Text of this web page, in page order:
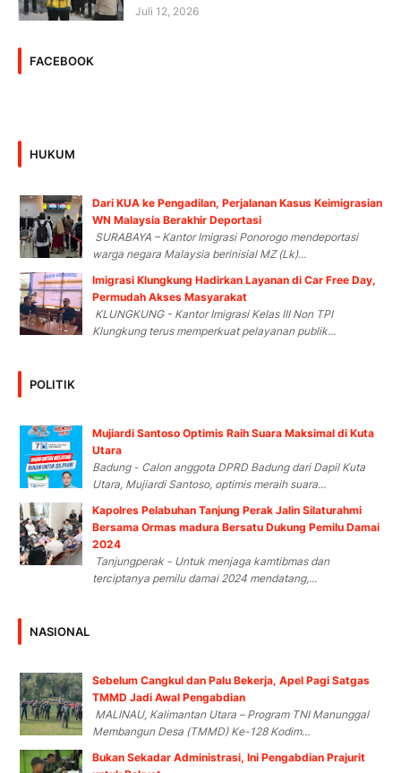
Juli 12, 2026
FACEBOOK
HUKUM
Dari KUA ke Pengadilan, Perjalanan Kasus Keimigrasian
WN Malaysia Berakhir Deportasi
SURABAYA – Kantor Imigrasi Ponorogo mendeportasi
warga negara Malaysia berinisial MZ (Lk)...
Imigrasi Klungkung Hadirkan Layanan di Car Free Day,
Permudah Akses Masyarakat
KLUNGKUNG - Kantor Imigrasi Kelas III Non TPI
Klungkung terus memperkuat pelayanan publik...
POLITIK
Mujiardi Santoso Optimis Raih Suara Maksimal di Kuta
Utara
Badung - Calon anggota DPRD Badung dari Dapil Kuta
Utara, Mujiardi Santoso, optimis meraih suara...
Kapolres Pelabuhan Tanjung Perak Jalin Silaturahmi
Bersama Ormas madura Bersatu Dukung Pemilu Damai
2024
Tanjungperak - Untuk menjaga kamtibmas dan
terciptanya pemilu damai 2024 mendatang,...
NASIONAL
Sebelum Cangkul dan Palu Bekerja, Apel Pagi Satgas
TMMD Jadi Awal Pengabdian
MALINAU, Kalimantan Utara – Program TNI Manunggal
Membangun Desa (TMMD) Ke-128 Kodim...
Bukan Sekadar Administrasi, Ini Pengabdian Prajurit